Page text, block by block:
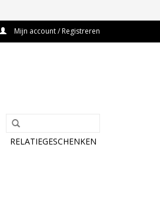
Mijn account / Registreren
RELATIEGESCHENKEN